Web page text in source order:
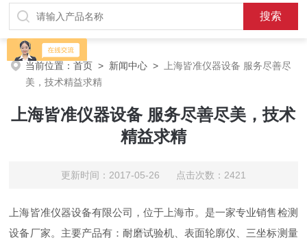
当前位置：首页 > 新闻中心 >
上海皆准仪器设备 服务尽善尽
美，技术精益求精
上海皆准仪器设备 服务尽善尽美，技术
精益求精
更新时间：2017-05-26 点击次数：2421
上海皆准仪器设备有限公司，位于上海市。是一家专业销售检测
设备厂家。主要产品有：耐磨试验机、表面轮廓仪、三坐标测量